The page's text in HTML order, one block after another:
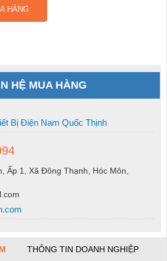
HÀNG
HỆ MUA HÀNG
Bị Điện Nam Quốc Thịnh
Ấp 1, Xã Đông Thạnh, Hóc Môn,
THÔNG TIN DOANH NGHIỆP